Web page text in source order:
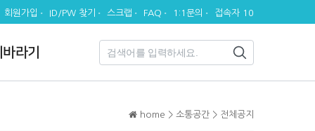
회원가입 ID/PW 찾기 스크랩 FAQ 1:1문의 접속자 10
라기
home > 소통공간 > 전체공지